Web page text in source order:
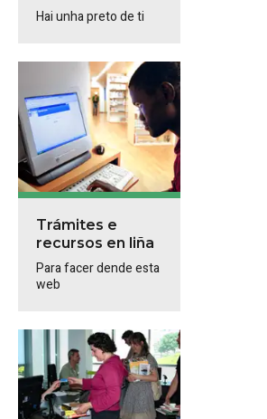
Hai unha preto de ti
Trámites e
recursos en liña
Para facer dende esta
web